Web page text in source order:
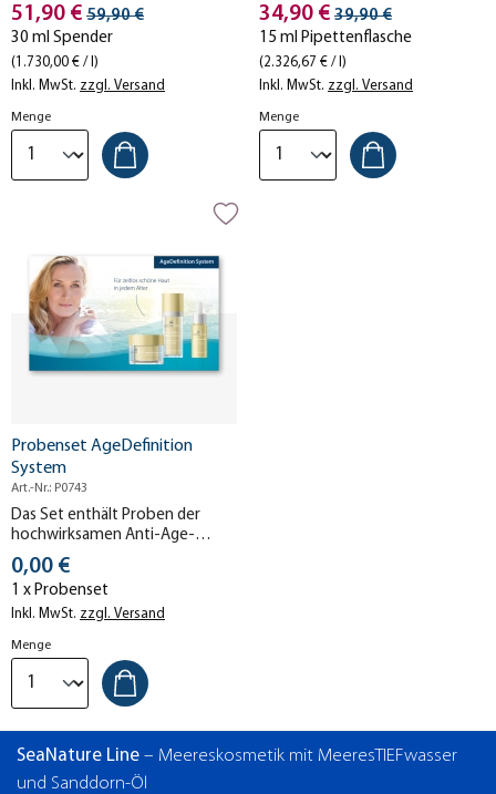
strafft und glättet sie – für ein
frisches, verjüngtes Hautbild.
Stückpreis
51,90 € Streichpreis
59,90 €
30 ml Spender
(1.730,00 € / l)
Inkl. MwSt. zzgl. Versand
Menge
Stückpreis
34,90 € Streichpreis
39,90 €
15 ml Pipettenflasche
(2.326,67 € / l)
Inkl. MwSt. zzgl. Versand
Menge
Probenset AgeDefinition
System
Art.-Nr.: P0743
Das Set enthält Proben der
hochwirksamen Anti-Age-
Pflege AgeDefinition System.
Jetzt kostenlos testen!
Stückpreis
0,00 €
1 x Probenset
Inkl. MwSt. zzgl. Versand
Menge
SeaNature Line – Meereskosmetik mit MeeresTIEFwasser
und Sanddorn-Öl